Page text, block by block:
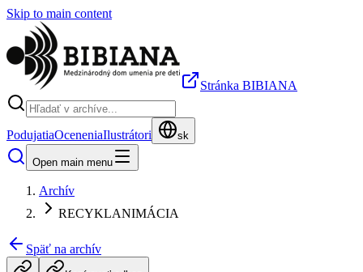
Skip to main content
Stránka BIBIANA
PodujatiaOceneniaIlustrátori sk
Open main menu
Archív
RECYKLANIMÁCIA
Späť na archív